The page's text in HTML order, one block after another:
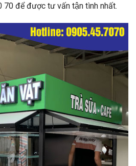
70 để được tư vấn tận tình nhất.